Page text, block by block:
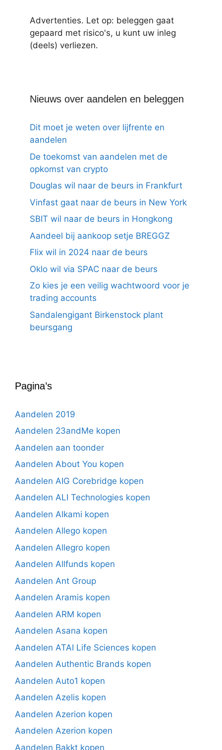
Advertenties. Let op: beleggen gaat
gepaard met risico's, u kunt uw inleg
(deels) verliezen.
Nieuws over aandelen en beleggen
Dit moet je weten over lijfrente en
aandelen
De toekomst van aandelen met de
opkomst van crypto
Douglas wil naar de beurs in Frankfurt
Vinfast gaat naar de beurs in New York
SBIT wil naar de beurs in Hongkong
Aandeel bij aankoop setje BREGGZ
Flix wil in 2024 naar de beurs
Oklo wil via SPAC naar de beurs
Zo kies je een veilig wachtwoord voor je
trading accounts
Sandalengigant Birkenstock plant
beursgang
Pagina’s
Aandelen 2019
Aandelen 23andMe kopen
Aandelen aan toonder
Aandelen About You kopen
Aandelen AIG Corebridge kopen
Aandelen ALI Technologies kopen
Aandelen Alkami kopen
Aandelen Allego kopen
Aandelen Allegro kopen
Aandelen Allfunds kopen
Aandelen Ant Group
Aandelen Aramis kopen
Aandelen ARM kopen
Aandelen Asana kopen
Aandelen ATAI Life Sciences kopen
Aandelen Authentic Brands kopen
Aandelen Auto1 kopen
Aandelen Azelis kopen
Aandelen Azerion kopen
Aandelen Azerion kopen
Aandelen Bakkt kopen